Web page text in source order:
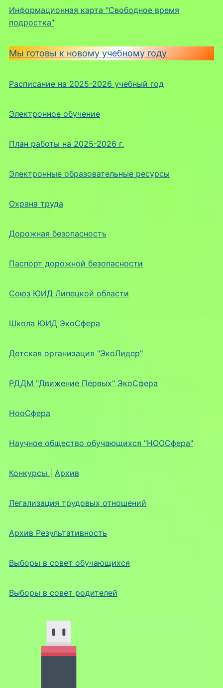
Информационная карта "Свободное время
подростка"
Мы готовы к новому учебному году
Расписание на 2025-2026 учебный год
Электронное обучение
План работы на 2025-2026 г.
Электронные образовательные ресурсы
Охрана труда
Дорожная безопасность
Паспорт дорожной безопасности
Союз ЮИД Липецкой области
Школа ЮИД ЭкоСфера
Детская организация "ЭкоЛидер"
РДДМ "Движение Первых" ЭкоСфера
НооСфера
Научное общество обучающихся "НООСфера"
Конкурсы Архив
Легализация трудовых отношений
Архив Результативность
Выборы в совет обучающихся
Выборы в совет родителей